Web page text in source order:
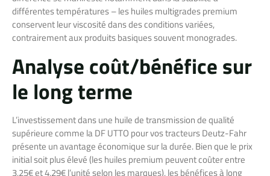
différentes températures – les huiles multigrades premium
conservent leur viscosité dans des conditions variées,
contrairement aux produits basiques souvent monogrades.
Analyse coût/bénéfice sur
le long terme
L’investissement dans une huile de transmission de qualité
supérieure comme la DF UTTO pour vos tracteurs Deutz-Fahr
présente un avantage économique sur la durée. Bien que le prix
initial soit plus élevé (les huiles premium peuvent coûter entre
3,25€ et 4,29€ l’unité selon les marques), les bénéfices à long